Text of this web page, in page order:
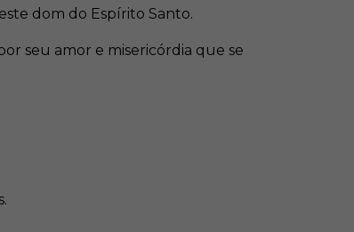
dom do Espírito Santo.
seu amor e misericórdia que se